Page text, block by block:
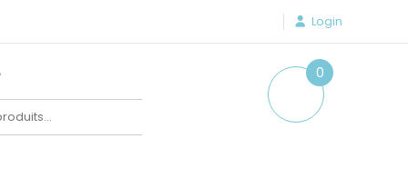
Login
0
item